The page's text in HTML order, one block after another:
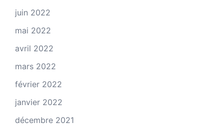
juin 2022
mai 2022
avril 2022
mars 2022
février 2022
janvier 2022
décembre 2021